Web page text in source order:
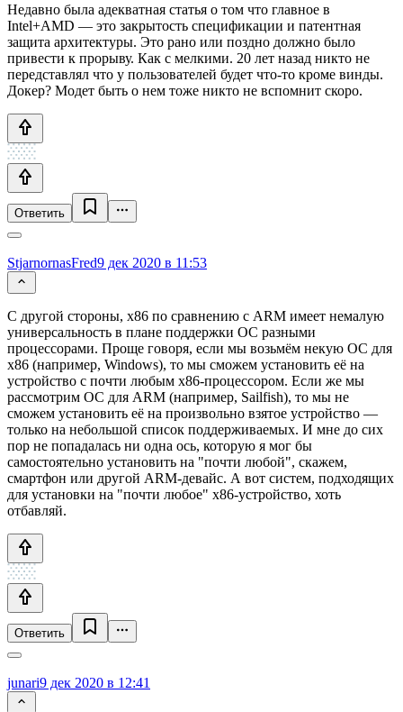
Недавно была адекватная статья о том что главное в
Intel+AMD — это закрытость спецификации и патентная
защита архитектуры. Это рано или поздно должно было
привести к прорыву. Как с мелкими. 20 лет назад никто не
передставлял что у пользователей будет что-то кроме винды.
Докер? Модет быть о нем тоже никто не вспомнит скоро.
Ответить
StjarnornasFred9 дек 2020 в 11:53
С другой стороны, х86 по сравнению с ARM имеет немалую
универсальность в плане поддержки ОС разными
процессорами. Проще говоря, если мы возьмём некую ОС для
х86 (например, Windows), то мы сможем установить её на
устройство с почти любым x86-процессором. Если же мы
рассмотрим ОС для ARM (например, Sailfish), то мы не
сможем установить её на произвольно взятое устройство —
только на небольшой список поддерживаемых. И мне до сих
пор не попадалась ни одна ось, которую я мог бы
самостоятельно установить на "почти любой", скажем,
смартфон или другой ARM-девайс. А вот систем, подходящих
для установки на "почти любое" x86-устройство, хоть
отбавляй.
Ответить
junari9 дек 2020 в 12:41